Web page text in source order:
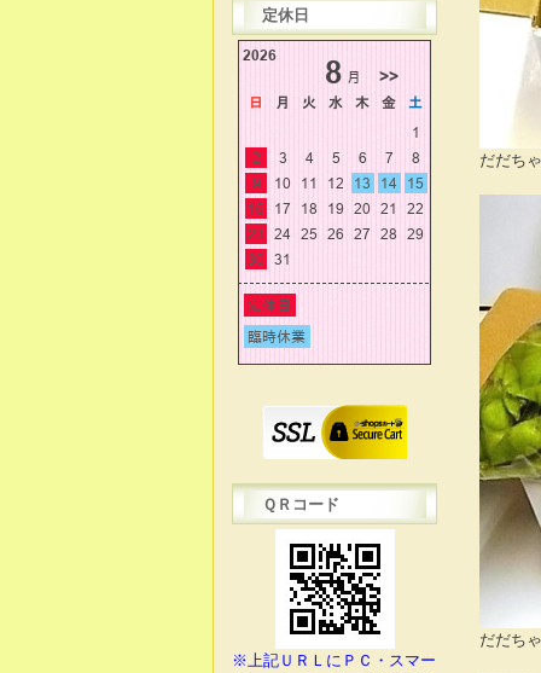
だだち
だだち
定休日
ＱＲコード
※上記ＵＲＬにＰＣ・スマー